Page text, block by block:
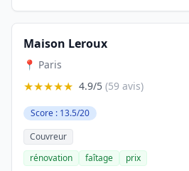
Maison Leroux
📍 Paris
★★★★★ 4.9/5 (59 avis)
Score : 13.5/20
Couvreur
rénovation
faîtage prix